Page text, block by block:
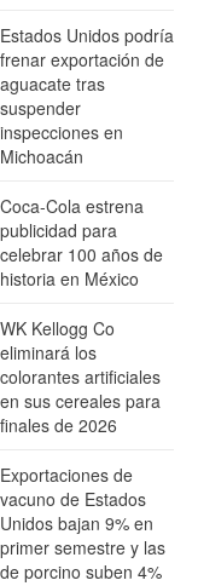
Estados Unidos podría
frenar exportación de
aguacate tras
suspender
inspecciones en
Michoacán
Coca-Cola estrena
publicidad para
celebrar 100 años de
historia en México
WK Kellogg Co
eliminará los
colorantes artificiales
en sus cereales para
finales de 2026
Exportaciones de
vacuno de Estados
Unidos bajan 9% en
primer semestre y las
de porcino suben 4%